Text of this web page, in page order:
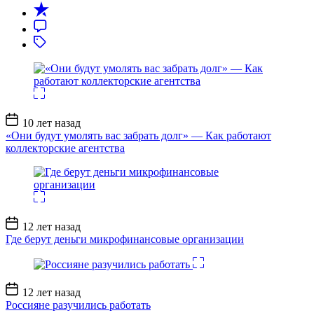
Дата
записи
10 лет назад
«Они будут умолять вас забрать долг» — Как работают
коллекторские агентства
Дата
записи
12 лет назад
Где берут деньги микрофинансовые организации
Дата
записи
12 лет назад
Россияне разучились работать